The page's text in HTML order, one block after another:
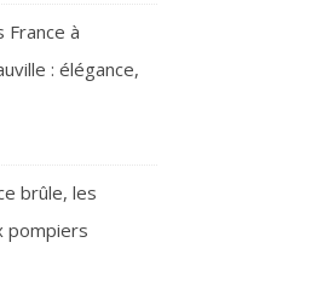
France à
: élégance,
brûle, les
pompiers